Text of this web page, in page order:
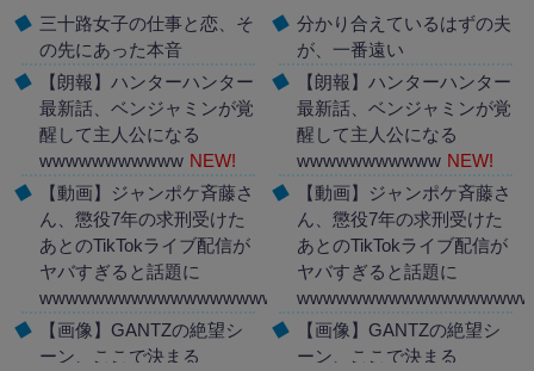
三十路女子の仕事と恋、そ
の先にあった本音
【朗報】ハンターハンター
最新話、ベンジャミンが覚
醒して主人公になる
wwwwwwwwwww NEW!
【動画】ジャンポケ斉藤さ
ん、懲役7年の求刑受けた
あとのTikTokライブ配信が
ヤバすぎると話題に
wwwwwwwwwwwwwwwwwwww NEW!
【画像】GANTZの絶望シ
ーン、ここで決まる
分かり合えているはずの夫
が、一番遠い
【朗報】ハンターハンター
最新話、ベンジャミンが覚
醒して主人公になる
wwwwwwwwwww NEW!
【動画】ジャンポケ斉藤さ
ん、懲役7年の求刑受けた
あとのTikTokライブ配信が
ヤバすぎると話題に
【画像】GANTZの絶望シ
ーン、ここで決まる